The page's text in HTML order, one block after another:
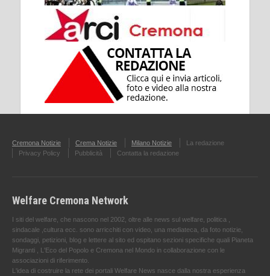
Cremona Notizie Crema Notizie Milano Notizie
La redazione
Privacy Policy
Pubblicità Contatta la redazione
Welfare Cremona Network
I siti del welfare, che nascono nel 2002, oltre alle news sul welfare, politica ,
sindacale ,cultura ecc. sono arricchiti con video, una mediateca, da foto notizie,
sondaggi, petizioni, blog e lettere al sito ed ospitano sezioni specifiche quali Pianeta
Migranti , L'Eco del Popolo e Cremona nel Mondo in collaborazione con le
associazioni di riferimento.
L'idea di costruire la rete dei portali Welfare News nasce dalla nostra esperienza